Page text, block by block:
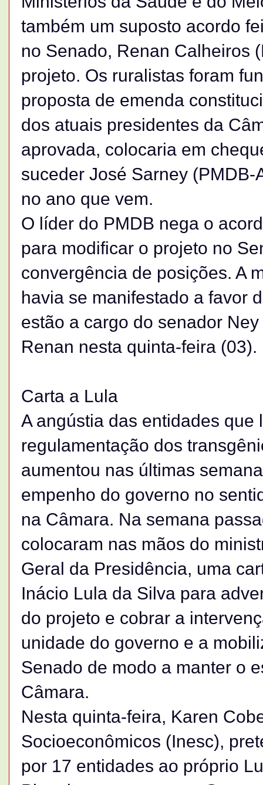
também um suposto acordo
no Senado, Renan Calheiros
projeto. Os ruralistas foram
proposta de emenda
dos atuais presidentes da
aprovada, colocaria em
suceder José Sarney
no ano que vem.
O líder do PMDB nega o
para modificar o projeto no
convergência de posições. A
havia se manifestado a favor
estão a cargo do senador
Renan nesta quinta-feira (03).
Carta a Lula
A angústia das entidades que
regulamentação dos
aumentou nas últimas
empenho do governo no
na Câmara. Na semana
colocaram nas mãos do
Geral da Presidência, uma
Inácio Lula da Silva para
do projeto e cobrar a
unidade do governo e a
Senado de modo a manter o
Câmara.
Nesta quinta-feira, Karen
Socioeconômicos (Inesc),
por 17 entidades ao próprio